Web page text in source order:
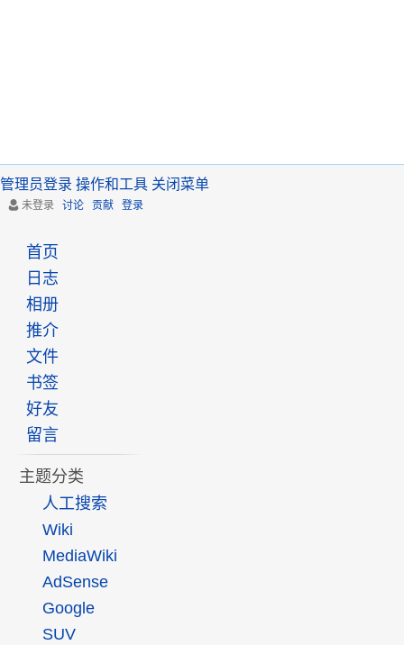
管理员登录 操作和工具 关闭菜单
未登录 讨论 贡献 登录
首页
日志
相册
推介
文件
书签
好友
留言
主题分类
人工搜索
Wiki
MediaWiki
AdSense
Google
SUV